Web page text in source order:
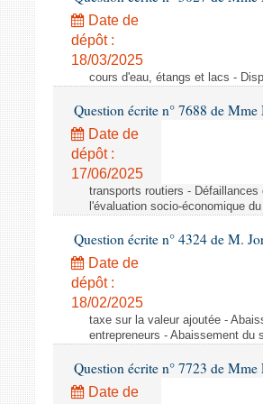
Date de
dépôt :
18/03/2025
cours d'eau, étangs et lacs -
Question écrite n° 7688 de
Date de
dépôt :
17/06/2025
transports routiers -
l'évaluation socio-économique
Question écrite n° 4324 de M.
Date de
dépôt :
18/02/2025
taxe sur la valeur ajoutée -
entrepreneurs - Abaissement du
Question écrite n° 7723 de
Date de